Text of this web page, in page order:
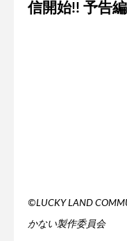
信開始!! 予告
©LUCKY LAND
かない製作委員会